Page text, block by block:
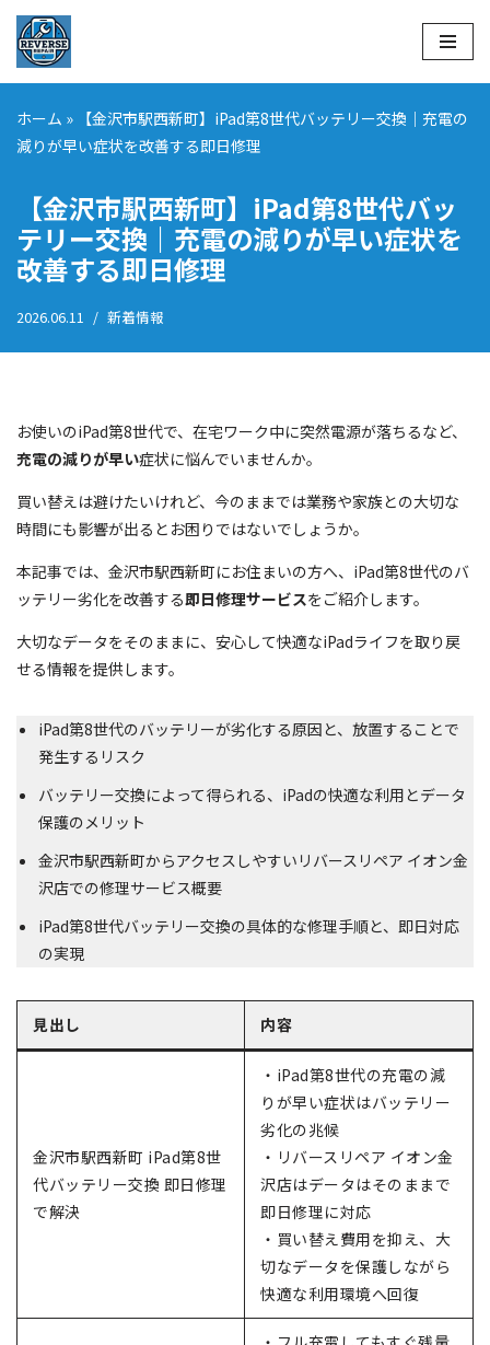
コ
ン
テ
ン
キ
ッ
ホーム » 【金沢市駅西新町】iPad第8世代バッテリー交換｜充電の
減りが早い症状を改善する即日修理
【金沢市駅西新町】iPad第8世代バッ
テリー交換｜充電の減りが早い症状を
改善する即日修理
2026.06.11 新着情報
お使いのiPad第8世代で、在宅ワーク中に突然電源が落ちるなど、
充電の減りが早い症状に悩んでいませんか。
買い替えは避けたいけれど、今のままでは業務や家族との大切な
時間にも影響が出るとお困りではないでしょうか。
本記事では、金沢市駅西新町にお住まいの方へ、iPad第8世代のバ
ッテリー劣化を改善する即日修理サービスをご紹介します。
大切なデータをそのままに、安心して快適なiPadライフを取り戻
せる情報を提供します。
iPad第8世代のバッテリーが劣化する原因と、放置することで
発生するリスク
バッテリー交換によって得られる、iPadの快適な利用とデータ
保護のメリット
金沢市駅西新町からアクセスしやすいリバースリペア イオン金
沢店での修理サービス概要
iPad第8世代バッテリー交換の具体的な修理手順と、即日対応
の実現
見出し 内容
金沢市駅西新町 iPad第8世
代バッテリー交換 即日修理
で解決
・iPad第8世代の充電の減
りが早い症状はバッテリー
劣化の兆候
・リバースリペア イオン金
沢店はデータはそのままで
即日修理に対応
・買い替え費用を抑え、大
切なデータを保護しながら
快適な利用環境へ回復